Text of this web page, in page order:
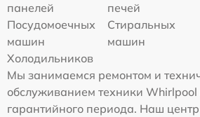
панелей
печей
Посудомоечных
машин
Стиральных
машин
Холодильников
Мы занимаемся ремонтом и
обслуживанием техники Whirlpool
гарантийного периода. Наш